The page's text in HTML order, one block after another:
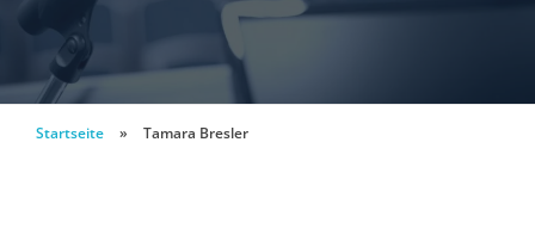
Startseite » Tamara Bresler